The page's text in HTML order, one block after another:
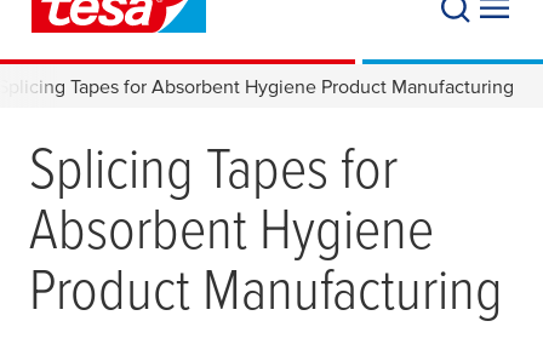
Tapes for Absorbent Hygiene Product Manufacturing
Splicing Tapes for
Absorbent Hygiene
Product Manufacturing